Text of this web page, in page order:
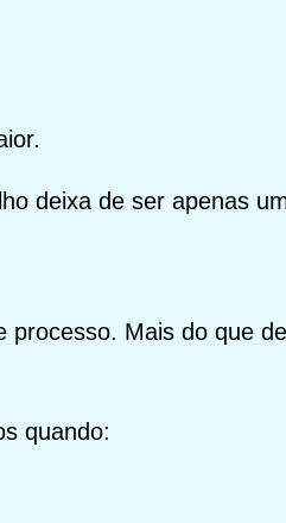
deixa de ser apenas
Mais do que
quando: